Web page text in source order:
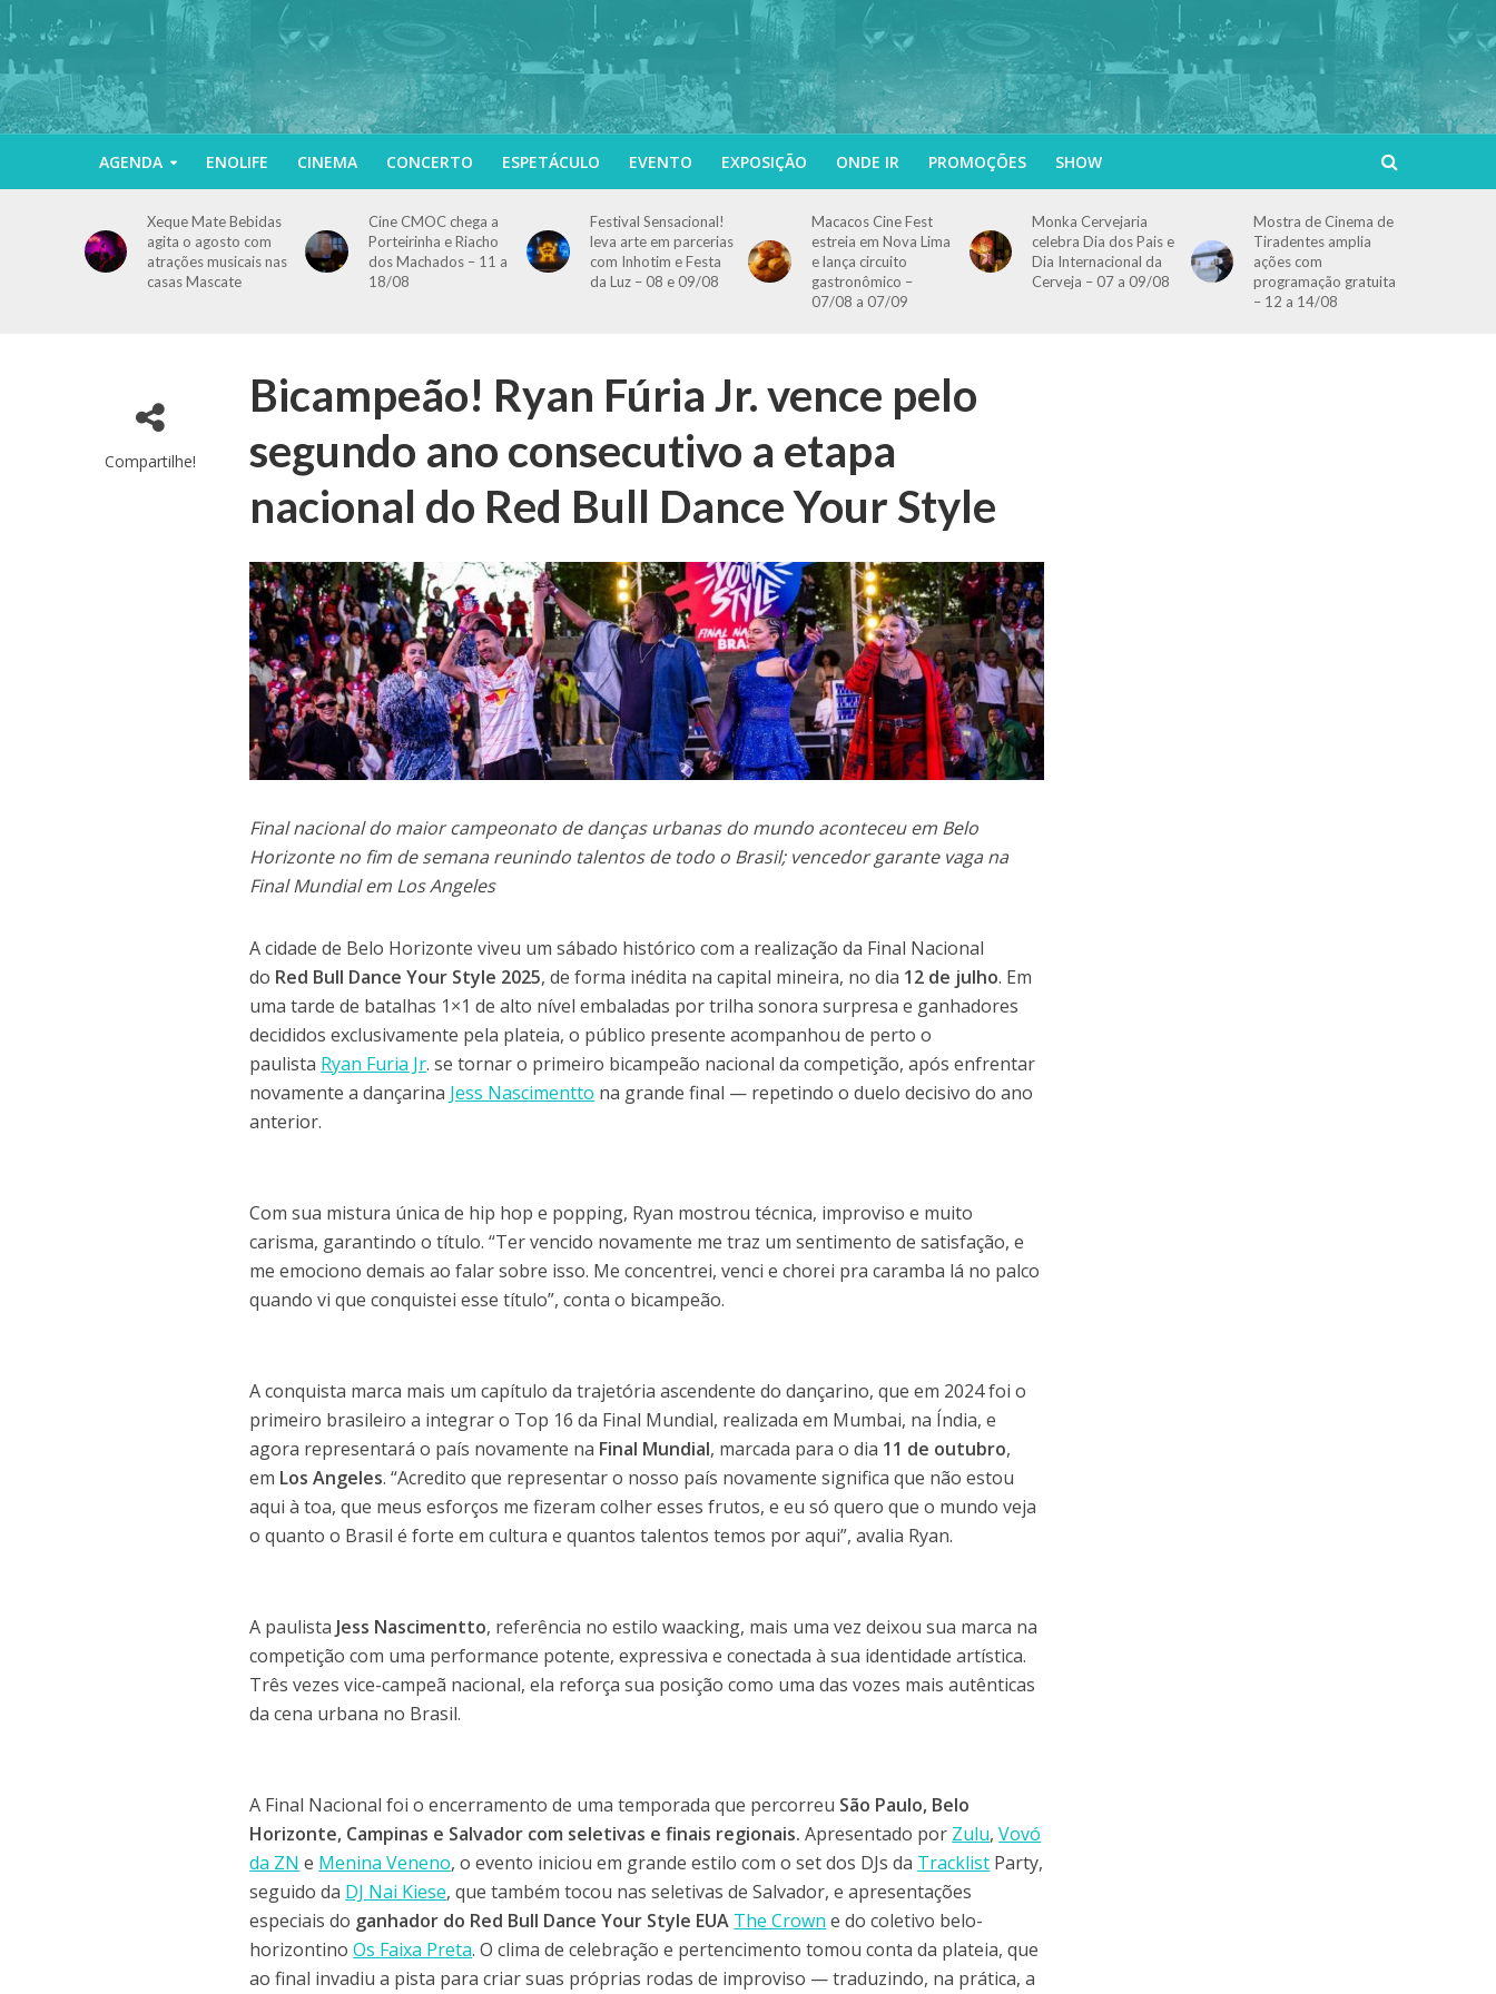
AGENDA ENOLIFE CINEMA CONCERTO ESPETÁCULO EVENTO EXPOSIÇÃO ONDE IR PROMOÇÕES SHOW
Xeque Mate Bebidas
agita o agosto com
atrações musicais nas
casas Mascate
Cine CMOC chega a
Porteirinha e Riacho
dos Machados – 11 a
18/08
Festival Sensacional!
leva arte em parcerias
com Inhotim e Festa
da Luz – 08 e 09/08
Macacos Cine Fest
estreia em Nova Lima
e lança circuito
gastronômico –
07/08 a 07/09
Monka Cervejaria
celebra Dia dos Pais e
Dia Internacional da
Cerveja – 07 a 09/08
Mostra de Cinema de
Tiradentes amplia
ações com
programação gratuita
– 12 a 14/08
Compartilhe!
Bicampeão! Ryan Fúria Jr. vence pelo
segundo ano consecutivo a etapa
nacional do Red Bull Dance Your Style
Final nacional do maior campeonato de danças urbanas do mundo aconteceu em Belo
Horizonte no fim de semana reunindo talentos de todo o Brasil; vencedor garante vaga na
Final Mundial em Los Angeles
A cidade de Belo Horizonte viveu um sábado histórico com a realização da Final Nacional
do Red Bull Dance Your Style 2025, de forma inédita na capital mineira, no dia 12 de julho. Em
uma tarde de batalhas 1×1 de alto nível embaladas por trilha sonora surpresa e ganhadores
decididos exclusivamente pela plateia, o público presente acompanhou de perto o
paulista Ryan Furia Jr. se tornar o primeiro bicampeão nacional da competição, após enfrentar
novamente a dançarina Jess Nascimentto na grande final — repetindo o duelo decisivo do ano
anterior.
Com sua mistura única de hip hop e popping, Ryan mostrou técnica, improviso e muito
carisma, garantindo o título. “Ter vencido novamente me traz um sentimento de satisfação, e
me emociono demais ao falar sobre isso. Me concentrei, venci e chorei pra caramba lá no palco
quando vi que conquistei esse título”, conta o bicampeão.
A conquista marca mais um capítulo da trajetória ascendente do dançarino, que em 2024 foi o
primeiro brasileiro a integrar o Top 16 da Final Mundial, realizada em Mumbai, na Índia, e
agora representará o país novamente na Final Mundial, marcada para o dia 11 de outubro,
em Los Angeles. “Acredito que representar o nosso país novamente significa que não estou
aqui à toa, que meus esforços me fizeram colher esses frutos, e eu só quero que o mundo veja
o quanto o Brasil é forte em cultura e quantos talentos temos por aqui”, avalia Ryan.
A paulista Jess Nascimentto, referência no estilo waacking, mais uma vez deixou sua marca na
competição com uma performance potente, expressiva e conectada à sua identidade artística.
Três vezes vice-campeã nacional, ela reforça sua posição como uma das vozes mais autênticas
da cena urbana no Brasil.
A Final Nacional foi o encerramento de uma temporada que percorreu São Paulo, Belo
Horizonte, Campinas e Salvador com seletivas e finais regionais. Apresentado por Zulu,Vovó
da ZN e Menina Veneno, o evento iniciou em grande estilo com o set dos DJs da Tracklist Party,
seguido da DJ Nai Kiese, que também tocou nas seletivas de Salvador, e apresentações
especiais do ganhador do Red Bull Dance Your Style EUA The Crown e do coletivo belo-
horizontinoOs Faixa Preta. O clima de celebração e pertencimento tomou conta da plateia, que
ao final invadiu a pista para criar suas próprias rodas de improviso — traduzindo, na prática, a